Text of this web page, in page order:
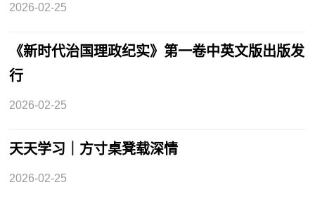
2026-02-25
《新时代治国理政纪实》第一卷中英文版出版发
行
2026-02-25
天天学习｜方寸桌凳载深情
2026-02-25